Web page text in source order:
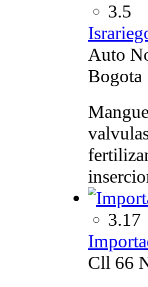
3.5
Auto
Bogota
3.17
Cll 66